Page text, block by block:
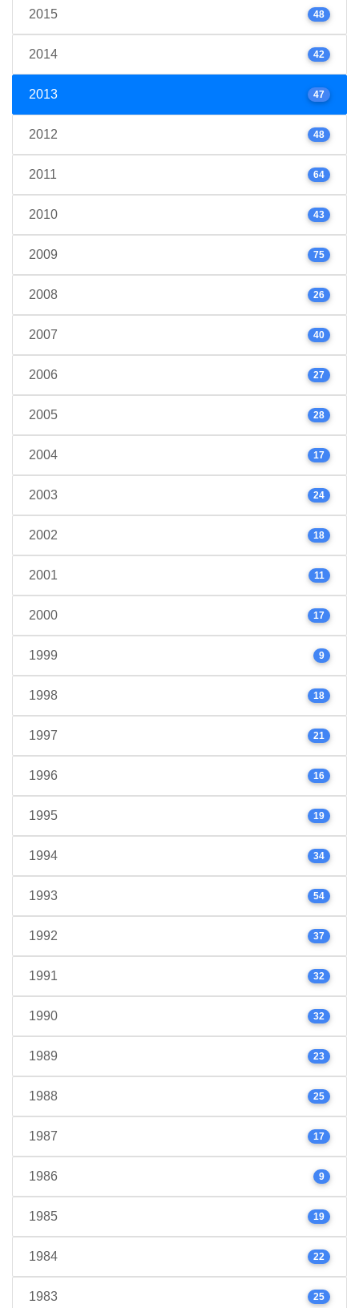
2015 48
2014 42
2013 47
2012 48
2011 64
2010 43
2009 75
2008 26
2007 40
2006 27
2005 28
2004 17
2003 24
2002 18
2001 11
2000 17
1999 9
1998 18
1997 21
1996 16
1995 19
1994 34
1993 54
1992 37
1991 32
1990 32
1989 23
1988 25
1987 17
1986 9
1985 19
1984 22
1983 25